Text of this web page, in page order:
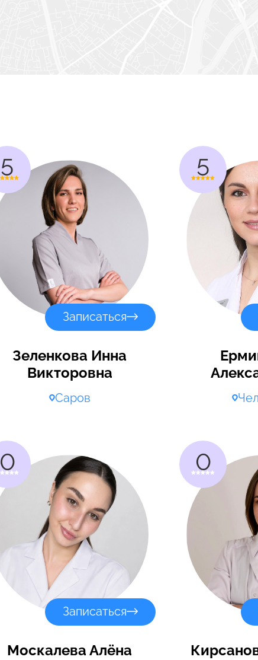
5
Записаться
Зеленкова Инна
Викторовна
Саров
5
0
Записаться
Москалева Алёна
0